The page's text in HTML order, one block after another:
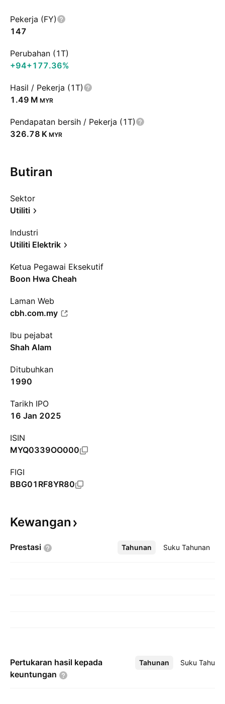
Pekerja (FY)
147
Perubahan (1T)
+94+177.36%
Hasil / Pekerja (1T)
‪1.49 M‬ MYR
Pendapatan bersih / Pekerja (1T)
‪326.78 K‬ MYR
Butiran
Sektor
Utiliti
Industri
Utiliti Elektrik
Ketua Pegawai Eksekutif
Boon Hwa Cheah
Laman Web
cbh.com.my
Ibu pejabat
Shah Alam
Ditubuhkan
1990
Tarikh IPO
16 Jan 2025
ISIN
MYQ0339OO000
FIGI
BBG01RF8YR80
Kewangan
Prestasi Tahunan Suku Tahunan
Lebih
Pertukaran hasil kepada
keuntungan
Tahunan Suku
Lebih